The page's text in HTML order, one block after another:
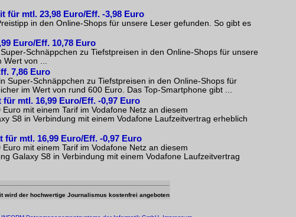
für mtl. 23,98 Euro/Eff. -3,98 Euro
in den Online-Shops für unsere Leser gefunden. So gibt es
Euro/Eff. 10,78 Euro
Schnäppchen zu Tiefstpreisen in den Online-Shops für unsere
Wert von ...
7,86 Euro
Super-Schnäppchen zu Tiefstpreisen in den Online-Shops für
im Wert von rund 600 Euro. Das Top-Smartphone gibt ...
mtl. 16,99 Euro/Eff. -0,97 Euro
mit einem Tarif im Vodafone Netz an diesem
S8 in Verbindung mit einem Vodafone Laufzeitvertrag erheblich
mtl. 16,99 Euro/Eff. -0,97 Euro
mit einem Tarif im Vodafone Netz an diesem
Galaxy S8 in Verbindung mit einem Vodafone Laufzeitvertrag
wird der hochwertige Journalismus kostenfrei angeboten